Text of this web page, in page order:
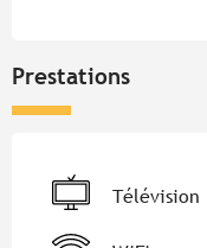
Prestations
Télévision